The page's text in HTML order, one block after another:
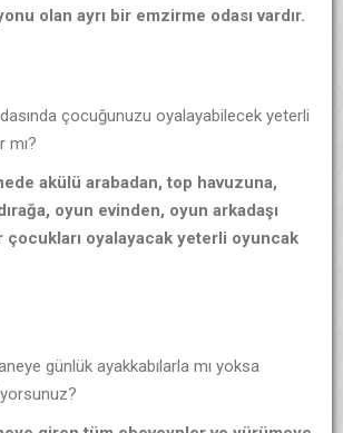
olan ayrı bir emzirme odası vardır.
çocuğunuzu oyalayabilecek yeterli
mı?
akülü arabadan, top havuzuna,
oyun evinden, oyun arkadaşı
çocukları oyalayacak yeterli oyuncak
günlük ayakkabılarla mı yoksa